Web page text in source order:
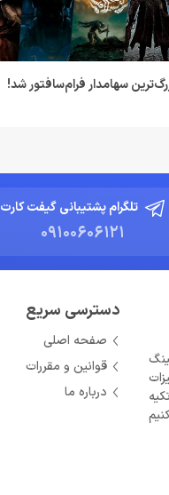
سهامدار فرام‌سافتور شد!
تلگرام پشتیبانی گیفت کارت
09100606121
دسترسی سریع
صفحه اصلی
قوانین و مقررات
درباره ما